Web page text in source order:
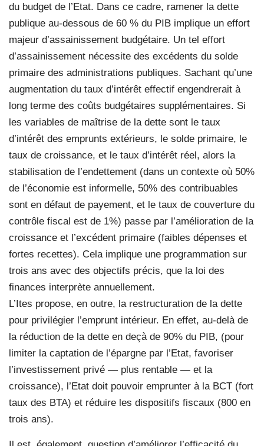
du budget de l’Etat. Dans ce cadre, ramener la dette
publique au-dessous de 60 % du PIB implique un effort
majeur d’assainissement budgétaire. Un tel effort
d’assainissement nécessite des excédents du solde
primaire des administrations publiques. Sachant qu’une
augmentation du taux d’intérêt effectif engendrerait à
long terme des coûts budgétaires supplémentaires. Si
les variables de maîtrise de la dette sont le taux
d’intérêt des emprunts extérieurs, le solde primaire, le
taux de croissance, et le taux d’intérêt réel, alors la
stabilisation de l’endettement (dans un contexte où 50%
de l’économie est informelle, 50% des contribuables
sont en défaut de payement, et le taux de couverture du
contrôle fiscal est de 1%) passe par l’amélioration de la
croissance et l’excédent primaire (faibles dépenses et
fortes recettes). Cela implique une programmation sur
trois ans avec des objectifs précis, que la loi des
finances interprète annuellement.
L’Ites propose, en outre, la restructuration de la dette
pour privilégier l’emprunt intérieur. En effet, au-delà de
la réduction de la dette en deçà de 90% du PIB, (pour
limiter la captation de l’épargne par l’Etat, favoriser
l’investissement privé — plus rentable — et la
croissance), l’Etat doit pouvoir emprunter à la BCT (fort
taux des BTA) et réduire les dispositifs fiscaux (800 en
trois ans).